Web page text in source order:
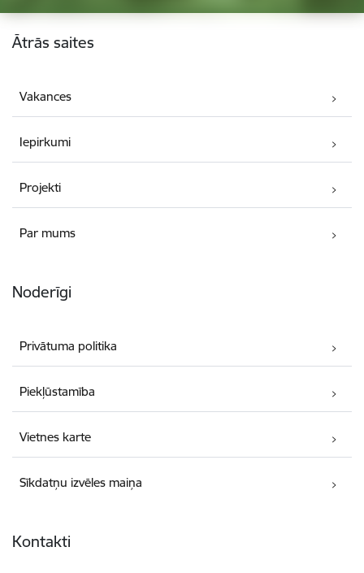
Kājene
Ātrās saites
Vakances
Iepirkumi
Projekti
Par mums
Noderīgi
Privātuma politika
Piekļūstamība
Vietnes karte
Sīkdatņu izvēles maiņa
Kontakti